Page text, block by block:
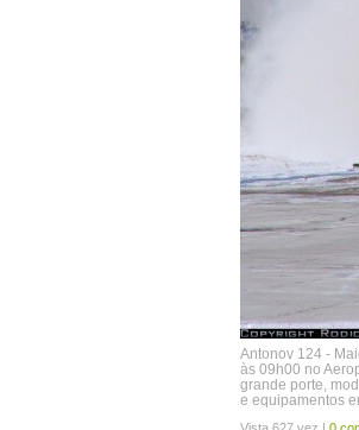
Antonov 124 -
às 09h00 no
grande porte,
e equipamentos